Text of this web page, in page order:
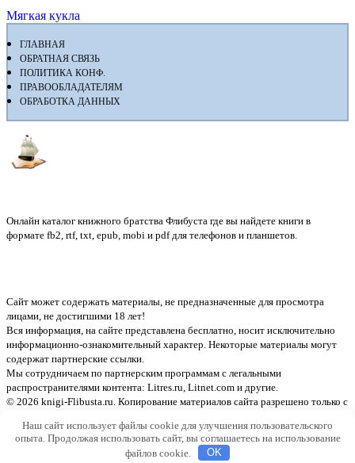
Мягкая кукла
ГЛАВНАЯ
ОБРАТНАЯ СВЯЗЬ
ПОЛИТИКА КОНФ.
ПРАВООБЛАДАТЕЛЯМ
ОБРАБОТКА ДАННЫХ
Онлайн каталог книжного братства Флибуста где вы найдете книги в
формате fb2, rtf, txt, epub, mobi и pdf для телефонов и планшетов.
Сайт может содержать материалы, не предназначенные для просмотра
лицами, не достигшими 18 лет!
Вся информация, на сайте представлена бесплатно, носит исключительно
информационно-ознакомительный характер. Некоторые материалы могут
содержат партнерские ссылки.
Мы сотрудничаем по партнерским программам с легальными
распространителями контента: Litres.ru, Litnet.com и другие.
© 2026 knigi-Flibusta.ru. Копирование материалов сайта разрешено только с
Наш сайт использует файлы cookie для улучшения пользовательского
опыта. Продолжая использовать сайт, вы соглашаетесь на использование
файлов cookie.
OK